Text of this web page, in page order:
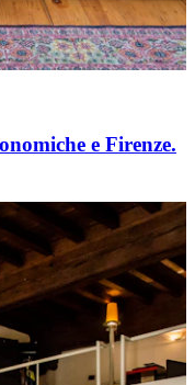
e Firenze.